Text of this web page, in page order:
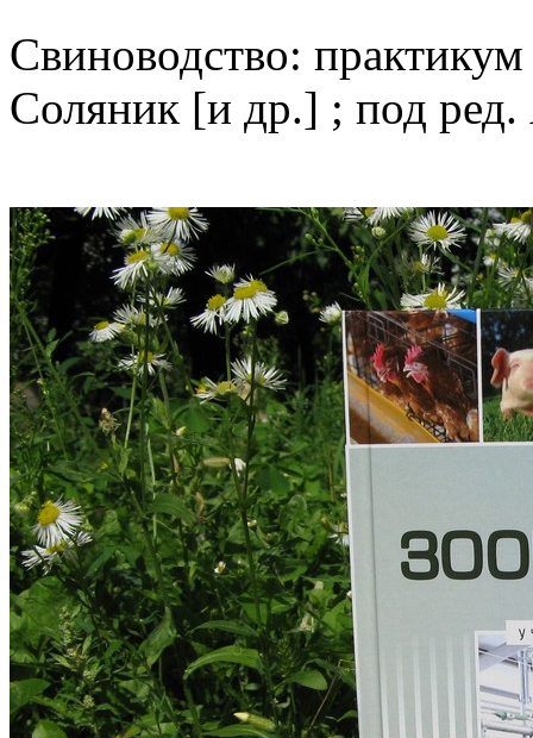
Свиноводство:
Соляник [и др.] ; под